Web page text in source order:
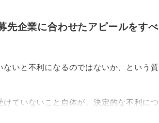
先企業に合わせたアピールをすべ
いと不利になるのではないか、という質
ていないこと自体が、決定的な不利につ